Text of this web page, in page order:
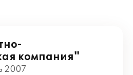
компания"
2007